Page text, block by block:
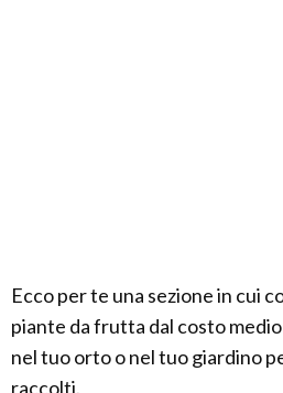
Ecco per te una sezione in cui
piante da frutta dal costo
nel tuo orto o nel tuo giardino
raccolti.